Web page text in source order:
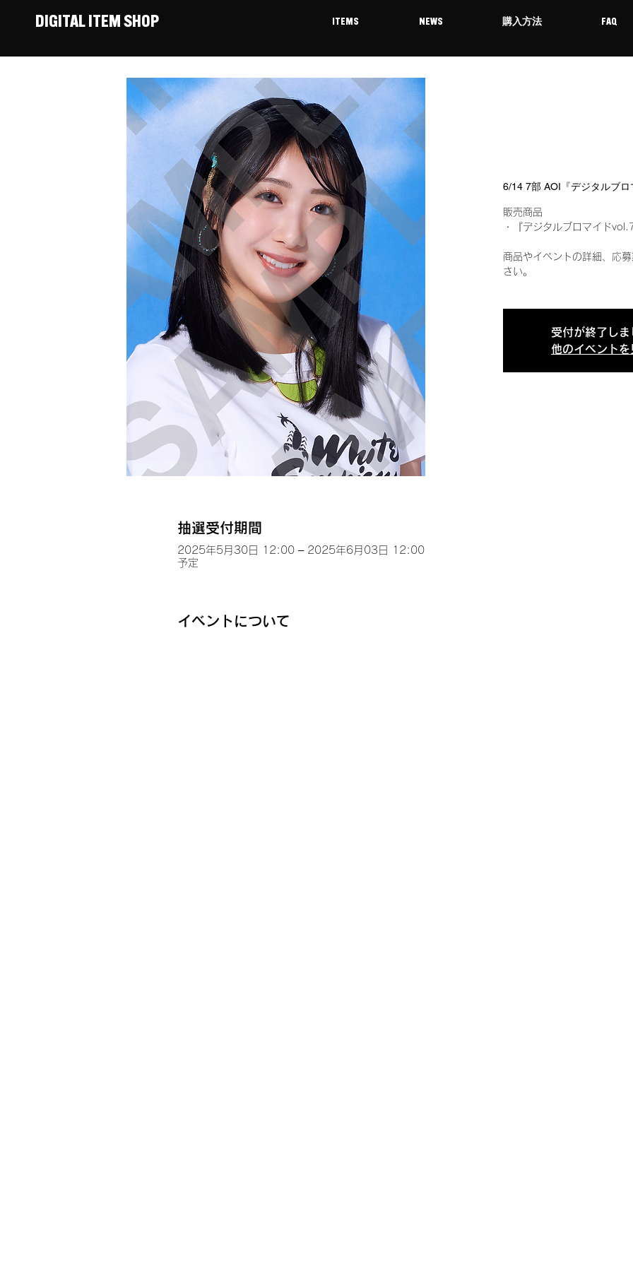
DIGITAL ITEM SHOP ITEMS NEWS 購入方法 FAQ
6/14 7部 AOI『デジタルブ
販売商品
・『デジタルブロマイド
商品やイベントの詳細、応
さい。
受付が終了しま
他のイベントを
抽選受付期間
2025年5月30日 12:00 – 2025年6月03日 12:00
予定
イベントについて